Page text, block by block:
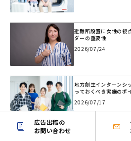
広告出稿の
お問い合わせ
避難所設置に女性の視
ダーの重要性
2026/07/24
地方創生インターンシ
っておくべき実施のポ
2026/07/17
「何もない」は最大